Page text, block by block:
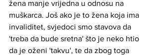
žena manje vrijedna u odnosu na
muškarca. Još ako je to žena koja ima
invaliditet, svjedoci smo stavova da
'treba da bude sretna' što je neko htio
da je oženi 'takvu', te da zbog toga